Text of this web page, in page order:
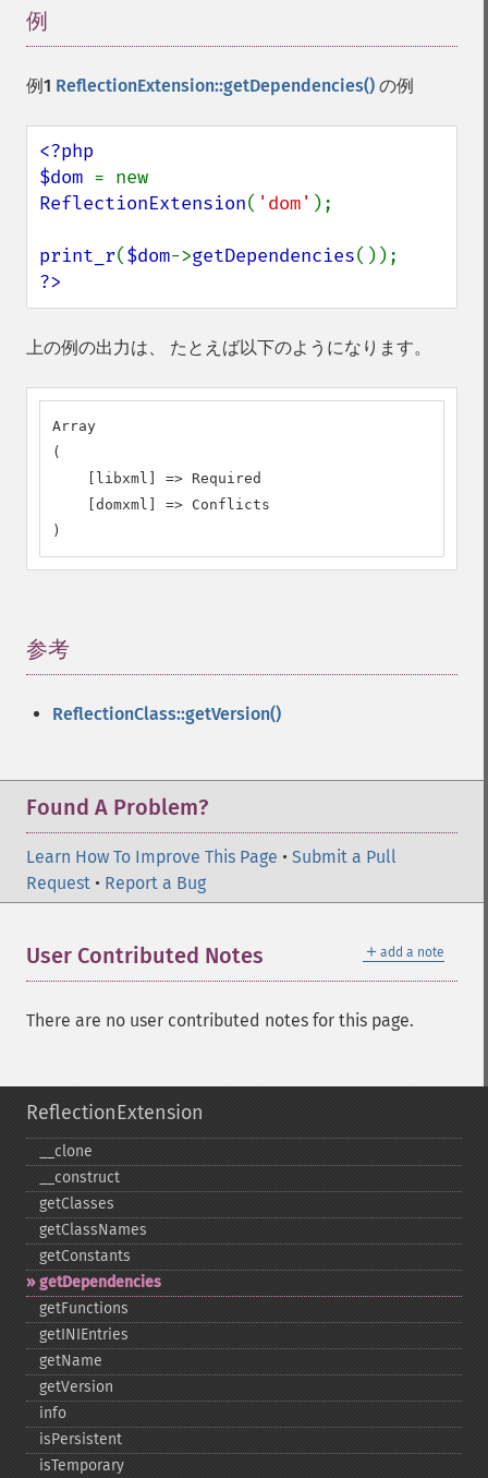
例
例1 ReflectionExtension::getDependencies() の例
<?php
$dom
ReflectionExtension( 'dom' );
print_r($dom->getDependencies
?>
上の例の出力は、 たとえば以下のようになります。
Array
(
    [libxml] => Required
    [domxml] => Conflicts
)
参考
ReflectionClass::getVersion()
Found A Problem?
Learn How To Improve This Page • Submit a Pull
Request • Report a Bug
＋ add a note
User Contributed Notes
There are no user contributed notes for this page.
ReflectionExtension
_​_​clone
_​_​construct
getClasses
getClassNames
getConstants
getDependencies
getFunctions
getINIEntries
getName
getVersion
info
isPersistent
isTemporary